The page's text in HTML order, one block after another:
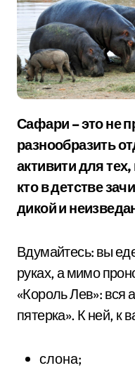
Сафари – это не просто способ
разнообразить
активити для
кто в детстве
дикой и
Вдумайтесь: вы
руках, а мимо
«Король Лев»: вся
пятерка». К ней, к
слона;